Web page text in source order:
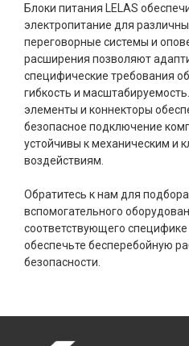
Блоки питания LELAS
электропитание для
переговорные системы и
расширения позволяют
специфические требования
гибкость и
элементы и коннекторы
безопасное подключение
устойчивы к механическим и
воздействиям.
Обратитесь к нам для
вспомогательного
соответствующего
обеспечьте бесперебойную
безопасности.